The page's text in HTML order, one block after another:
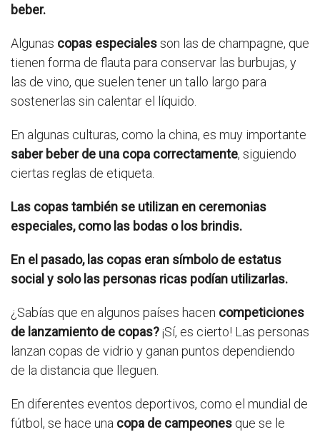
beber.
Algunas copas especialesson las de champagne, que
tienen forma de flauta para conservar las burbujas, y
las de vino, que suelen tener un tallo largo para
sostenerlas sin calentar el líquido.
En algunas culturas, como la china, es muy importante
saber beber de una copa correctamente, siguiendo
ciertas reglas de etiqueta.
Las copas también se utilizan en ceremonias
especiales, como las bodas o los brindis.
En el pasado, las copas eran símbolo de estatus
social y solo las personas ricas podían utilizarlas.
¿Sabías que en algunos países hacen competiciones
de lanzamiento de copas?¡Sí, es cierto! Las personas
lanzan copas de vidrio y ganan puntos dependiendo
de la distancia que lleguen.
En diferentes eventos deportivos, como el mundial de
fútbol, se hace una copa de campeones que se le